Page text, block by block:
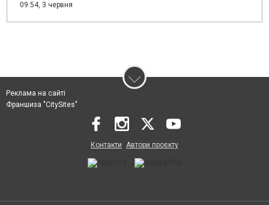
09:54, 3 червня
Реклама на сайті
Франшиза "CitySites"
Контакти Автори проєкту